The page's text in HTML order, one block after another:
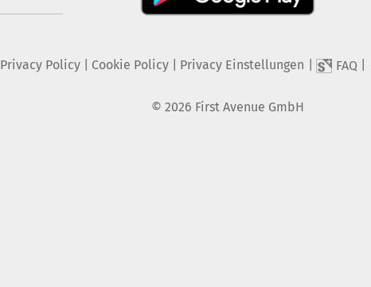
Privacy Policy| Cookie Policy| Privacy Einstellungen FAQ
© 2026 First Avenue GmbH